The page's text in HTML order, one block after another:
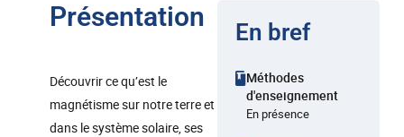
Présentation
Découvrir ce qu’est le
magnétisme sur notre terre et
dans le système solaire, ses
En bref
Méthodes
d'enseignement
En présence